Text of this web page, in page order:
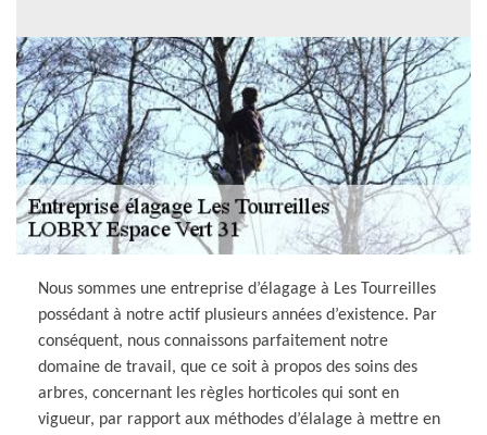
Nous sommes une entreprise d’élagage à Les Tourreilles
possédant à notre actif plusieurs années d’existence. Par
conséquent, nous connaissons parfaitement notre
domaine de travail, que ce soit à propos des soins des
arbres, concernant les règles horticoles qui sont en
vigueur, par rapport aux méthodes d’élalage à mettre en